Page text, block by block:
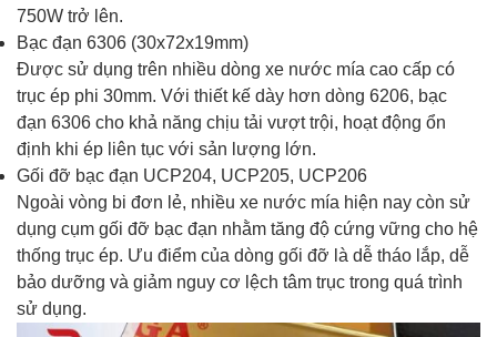
750W trở lên.
Bạc đạn 6306 (30x72x19mm)
Được sử dụng trên nhiều dòng xe nước mía cao cấp có
trục ép phi 30mm. Với thiết kế dày hơn dòng 6206, bạc
đạn 6306 cho khả năng chịu tải vượt trội, hoạt động ổn
định khi ép liên tục với sản lượng lớn.
Gối đỡ bạc đạn UCP204, UCP205, UCP206
Ngoài vòng bi đơn lẻ, nhiều xe nước mía hiện nay còn sử
dụng cụm gối đỡ bạc đạn nhằm tăng độ cứng vững cho hệ
thống trục ép. Ưu điểm của dòng gối đỡ là dễ tháo lắp, dễ
bảo dưỡng và giảm nguy cơ lệch tâm trục trong quá trình
sử dụng.